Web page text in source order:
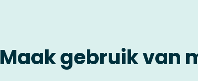
Maak gebruik van